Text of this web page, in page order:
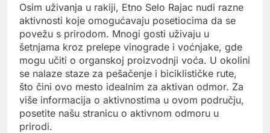
Osim uživanja u rakiji, Etno Selo Rajac nudi razne
aktivnosti koje omogućavaju posetiocima da se
povežu s prirodom. Mnogi gosti uživaju u
šetnjama kroz prelepe vinograde i voćnjake, gde
mogu učiti o organskoj proizvodnji voća. U okolini
se nalaze staze za pešačenje i biciklističke rute,
što čini ovo mesto idealnim za aktivan odmor. Za
više informacija o aktivnostima u ovom području,
posetite našu stranicu o aktivnom odmoru u
prirodi.